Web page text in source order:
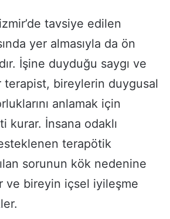
tavsiye edilen
yer almasıyla da ön
İşine duyduğu saygı ve
terapist, bireylerin duygusal
anlamak için
kurar. İnsana odaklı
terapötik
sorunun kök nedenine
ve bireyin içsel iyileşme